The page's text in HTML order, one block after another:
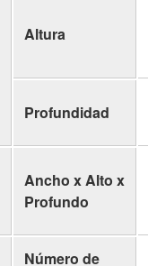
Altura
Profundidad
Ancho x Alto x
Profundo
Número de